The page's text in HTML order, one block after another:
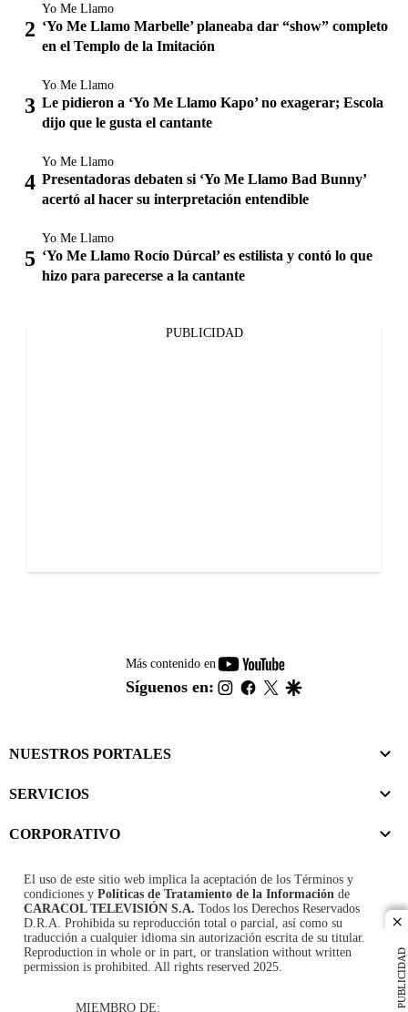
PUBLICIDAD
Yo Me Llamo
‘Yo Me Llamo Marbelle’ planeaba dar “show” completo
en el Templo de la Imitación
Yo Me Llamo
Le pidieron a ‘Yo Me Llamo Kapo’ no exagerar; Escola
dijo que le gusta el cantante
Yo Me Llamo
Presentadoras debaten si ‘Yo Me Llamo Bad Bunny’
acertó al hacer su interpretación entendible
Yo Me Llamo
‘Yo Me Llamo Rocío Dúrcal’ es estilista y contó lo que
hizo para parecerse a la cantante
PUBLICIDAD
Más contenido en
youtube-
footer
Síguenos en: instagram
facebook
twitter
NUESTROS PORTALES
SERVICIOS
CORPORATIVO
El uso de este sitio web implica la aceptación de los Términos y
condiciones y Políticas de Tratamiento de la Información de
CARACOL TELEVISIÓN S.A. Todos los Derechos Reservados
D.R.A. Prohibida su reproducción total o parcial, así como su
traducción a cualquier idioma sin autorización escrita de su titular.
Reproduction in whole or in part, or translation without written
permission is prohibited. All rights reserved 2025.
MIEMBRO DE: